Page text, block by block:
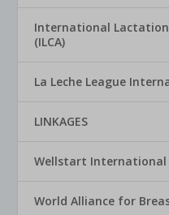
International
(ILCA)
La Leche League
LINKAGES
Wellstart International
World Alliance for